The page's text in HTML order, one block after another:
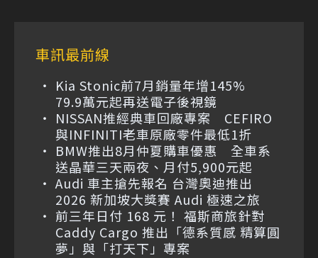
車訊最前線
Kia Stonic前7月銷量年增145%
79.9萬元起再送電子後視鏡
NISSAN推經典車回廠專案 CEFIRO
與INFINITI老車原廠零件最低1折
BMW推出8月仲夏購車優惠 全車系
送晶華三天兩夜、月付5,900元起
Audi 車主搶先報名 台灣奧迪推出
2026 新加坡大獎賽 Audi 極速之旅
前三年日付 168 元！ 福斯商旅針對
Caddy Cargo 推出「德系質感 精算圓
夢」與「打天下」專案